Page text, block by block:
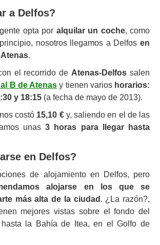
a Delfos?
opta por alquilar un coche, como
nosotros llegamos a Delfos en
.
el recorrido de Atenas-Delfos salen
B de Atenas y tienen varioshorarios:
y 18:15 (a fecha de mayo de 2013).
costó 15,10 €y, saliendo en el de las
unas 3 horas para llegar hasta
en Delfos?
de alojamiento en Delfos, pero
alojarse en los que se
más alta de la ciudad . ¿La razón?,
mejores vistas sobre el fondo del
la Bahía de Itea, en el Golfo de